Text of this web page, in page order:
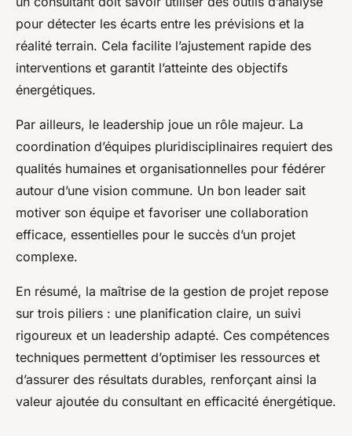
pour détecter les écarts entre les prévisions et la
réalité terrain. Cela facilite l’ajustement rapide des
interventions et garantit l’atteinte des objectifs
énergétiques.
Par ailleurs, le leadership joue un rôle majeur. La
coordination d’équipes pluridisciplinaires requiert des
qualités humaines et organisationnelles pour fédérer
autour d’une vision commune. Un bon leader sait
motiver son équipe et favoriser une collaboration
efficace, essentielles pour le succès d’un projet
complexe.
En résumé, la maîtrise de la gestion de projet repose
sur trois piliers : une planification claire, un suivi
rigoureux et un leadership adapté. Ces compétences
techniques permettent d’optimiser les ressources et
d’assurer des résultats durables, renforçant ainsi la
valeur ajoutée du consultant en efficacité énergétique.